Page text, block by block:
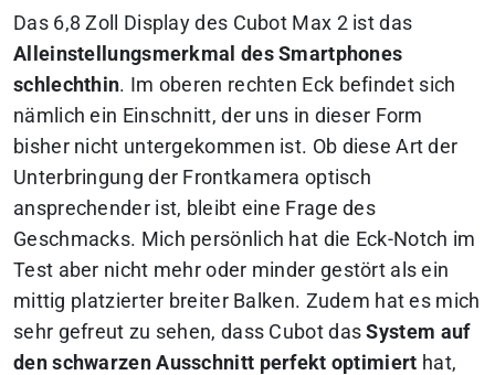
Das 6,8 Zoll Display des Cubot Max 2 ist das
Alleinstellungsmerkmal des Smartphones
schlechthin. Im oberen rechten Eck befindet sich
nämlich ein Einschnitt, der uns in dieser Form
bisher nicht untergekommen ist. Ob diese Art der
Unterbringung der Frontkamera optisch
ansprechender ist, bleibt eine Frage des
Geschmacks. Mich persönlich hat die Eck-Notch im
Test aber nicht mehr oder minder gestört als ein
mittig platzierter breiter Balken. Zudem hat es mich
sehr gefreut zu sehen, dass Cubot dasSystem auf
den schwarzen Ausschnitt perfekt optimiert hat,